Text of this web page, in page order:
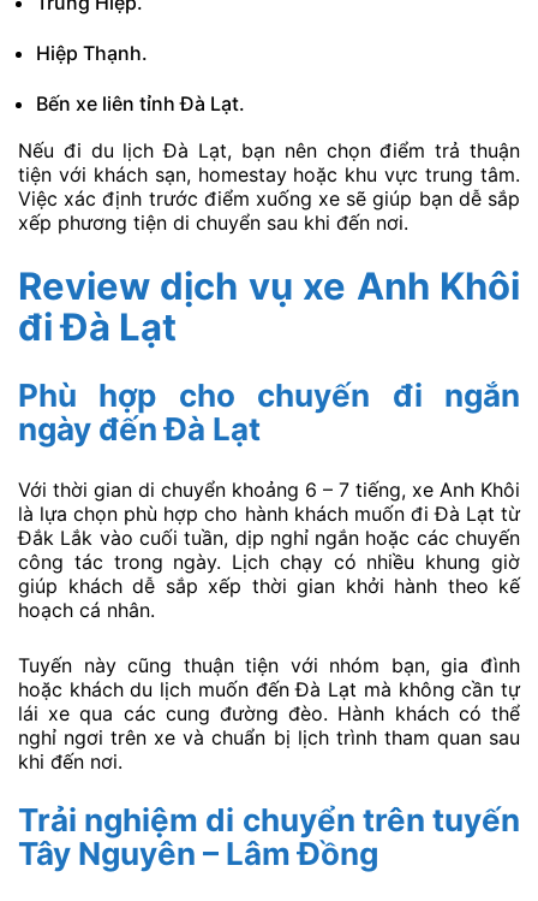
Hiệp Thạnh.
Bến xe liên tỉnh Đà Lạt.
Nếu đi du lịch Đà Lạt, bạn nên chọn điểm trả thuận
tiện với khách sạn, homestay hoặc khu vực trung tâm.
Việc xác định trước điểm xuống xe sẽ giúp bạn dễ sắp
xếp phương tiện di chuyển sau khi đến nơi.
Review dịch vụ xe Anh Khôi
đi Đà Lạt
Phù hợp cho chuyến đi ngắn
ngày đến Đà Lạt
Với thời gian di chuyển khoảng 6 – 7 tiếng, xe Anh Khôi
là lựa chọn phù hợp cho hành khách muốn đi Đà Lạt từ
Đắk Lắk vào cuối tuần, dịp nghỉ ngắn hoặc các chuyến
công tác trong ngày. Lịch chạy có nhiều khung giờ
giúp khách dễ sắp xếp thời gian khởi hành theo kế
hoạch cá nhân.
Tuyến này cũng thuận tiện với nhóm bạn, gia đình
hoặc khách du lịch muốn đến Đà Lạt mà không cần tự
lái xe qua các cung đường đèo. Hành khách có thể
nghỉ ngơi trên xe và chuẩn bị lịch trình tham quan sau
khi đến nơi.
Trải nghiệm di chuyển trên tuyến
Tây Nguyên – Lâm Đồng